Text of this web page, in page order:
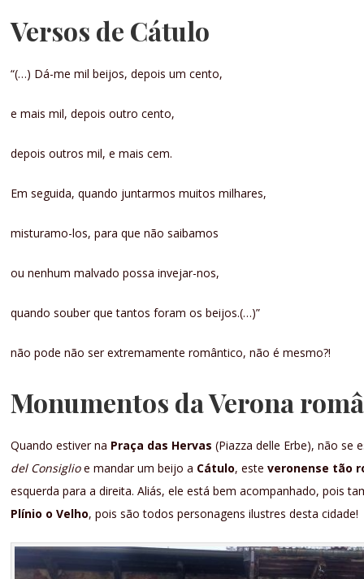
Versos de Cátulo
“(…) Dá-me mil beijos, depois um cento,
e mais mil, depois outro cento,
depois outros mil, e mais cem.
Em seguida, quando juntarmos muitos milhares,
misturamo-los, para que não saibamos
ou nenhum malvado possa invejar-nos,
quando souber que tantos foram os beijos.(…)”
não pode não ser extremamente romântico, não é mesmo?!
Monumentos da Verona
Quando estiver na Praça das Hervas (Piazza delle Erbe), não se
del Consiglioe mandar um beijo a Cátulo, esteveronense tão
esquerda para a direita. Aliás, ele está bem acompanhado, pois
Plínio o Velho, pois são todos personagens ilustres desta cidade!